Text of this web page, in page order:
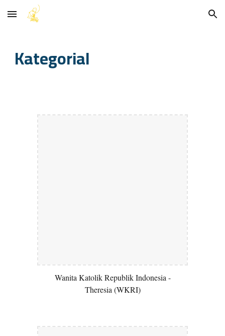
Skip to main content Skip to navigation
Kategorial
Wanita Katolik Republik Indonesia -
Theresia (WKRI)